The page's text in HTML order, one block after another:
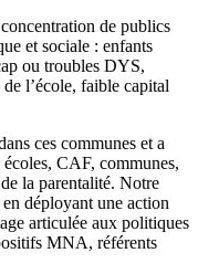
de publics
et sociale : enfants
ou troubles DYS,
l’école, faible capital
ces communes et a
CAF, communes,
la parentalité. Notre
déployant une action
articulée aux politiques
MNA, référents